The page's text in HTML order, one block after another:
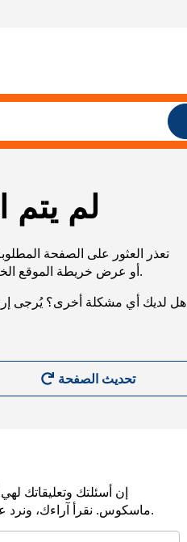
لم يتم
تعذر العثور على الصفحة
URL، أو عرض خريطة الموقع الخاصة بنا لمساعدتك في العثور على ما تريد.
هل لديك أي مشكلة أخرى؟ يُرجى
إن أسئلتك وتعليقاتك
ماسكوس. نقرأ آراءك، ونرد عليها، بناء على طلبكم في أسرع وقت ممكن.